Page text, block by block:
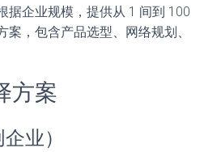
据企业规模，提供从 1 间到 100
，包含产品选型、网络规划、
方案
业）